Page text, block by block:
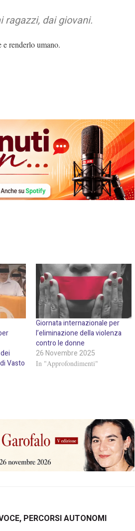
ragazzi, dai giovani.
e renderlo umano.
Vasto
Giornata internazionale per
l’eliminazione della violenza
contro le donne
26 Novembre 2025
In "Approfondimenti"
PERCORSI AUTONOMI